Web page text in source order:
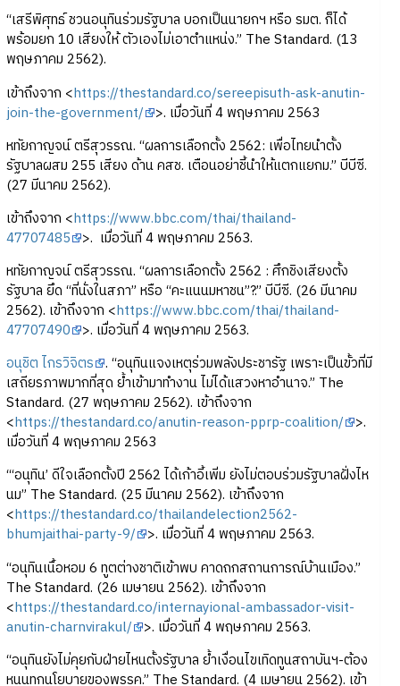
“เสรีพิศุทธ์ ชวนอนุทินร่วมรัฐบาล บอกเป็นนายกฯ หรือ รมต. ก็ได้
พร้อมยก 10 เสียงให้ ตัวเองไม่เอาตำแหน่ง.” The Standard. (13
พฤษภาคม 2562).
เข้าถึงจาก <https://thestandard.co/sereepisuth-ask-anutin-
join-the-government/ >. เมื่อวันที่ 4 พฤษภาคม 2563
หทัยกาญจน์ ตรีสุวรรณ. “ผลการเลือกตั้ง 2562: เพื่อไทยนำตั้ง
รัฐบาลผสม 255 เสียง ด้าน คสช. เตือนอย่าชี้นำให้แตกแยกม.” บีบีซี.
(27 มีนาคม 2562).
เข้าถึงจาก <https://www.bbc.com/thai/thailand-
47707485 >. เมื่อวันที่ 4 พฤษภาคม 2563.
หทัยกาญจน์ ตรีสุวรรณ. “ผลการเลือกตั้ง 2562 : ศึกชิงเสียงตั้ง
รัฐบาล ยึด “ที่นั่งในสภา” หรือ “คะแนนมหาชน”?.” บีบีซี. (26 มีนาคม
2562). เข้าถึงจาก <https://www.bbc.com/thai/thailand-
47707490 >. เมื่อวันที่ 4 พฤษภาคม 2563.
อนุชิต ไกรวิจิตร . “อนุทินแจงเหตุร่วมพลังประชารัฐ เพราะเป็นขั้วที่มี
เสถียรภาพมากที่สุด ย้ำเข้ามาทำงาน ไม่ได้แสวงหาอำนาจ.” The
Standard. (27 พฤษภาคม 2562). เข้าถึงจาก
<https://thestandard.co/anutin-reason-pprp-coalition/ >.
เมื่อวันที่ 4 พฤษภาคม 2563
“‘อนุทิน’ ดีใจเลือกตั้งปี 2562 ได้เก้าอี้เพิ่ม ยังไม่ตอบร่วมรัฐบาลฝั่งไห
นม” The Standard. (25 มีนาคม 2562). เข้าถึงจาก
<https://thestandard.co/thailandelection2562-
bhumjaithai-party-9/ >. เมื่อวันที่ 4 พฤษภาคม 2563.
“อนุทินเนื้อหอม 6 ทูตต่างชาติเข้าพบ คาดถกสถานการณ์บ้านเมือง.”
The Standard. (26 เมษายน 2562). เข้าถึงจาก
<https://thestandard.co/internayional-ambassador-visit-
anutin-charnvirakul/ >. เมื่อวันที่ 4 พฤษภาคม 2563.
“อนุทินยังไม่คุยกับฝ่ายไหนตั้งรัฐบาล ย้ำเงื่อนไขเทิดทูนสถาบันฯ-ต้อง
หนุนทุกนโยบายของพรรค.” The Standard. (4 เมษายน 2562). เข้า